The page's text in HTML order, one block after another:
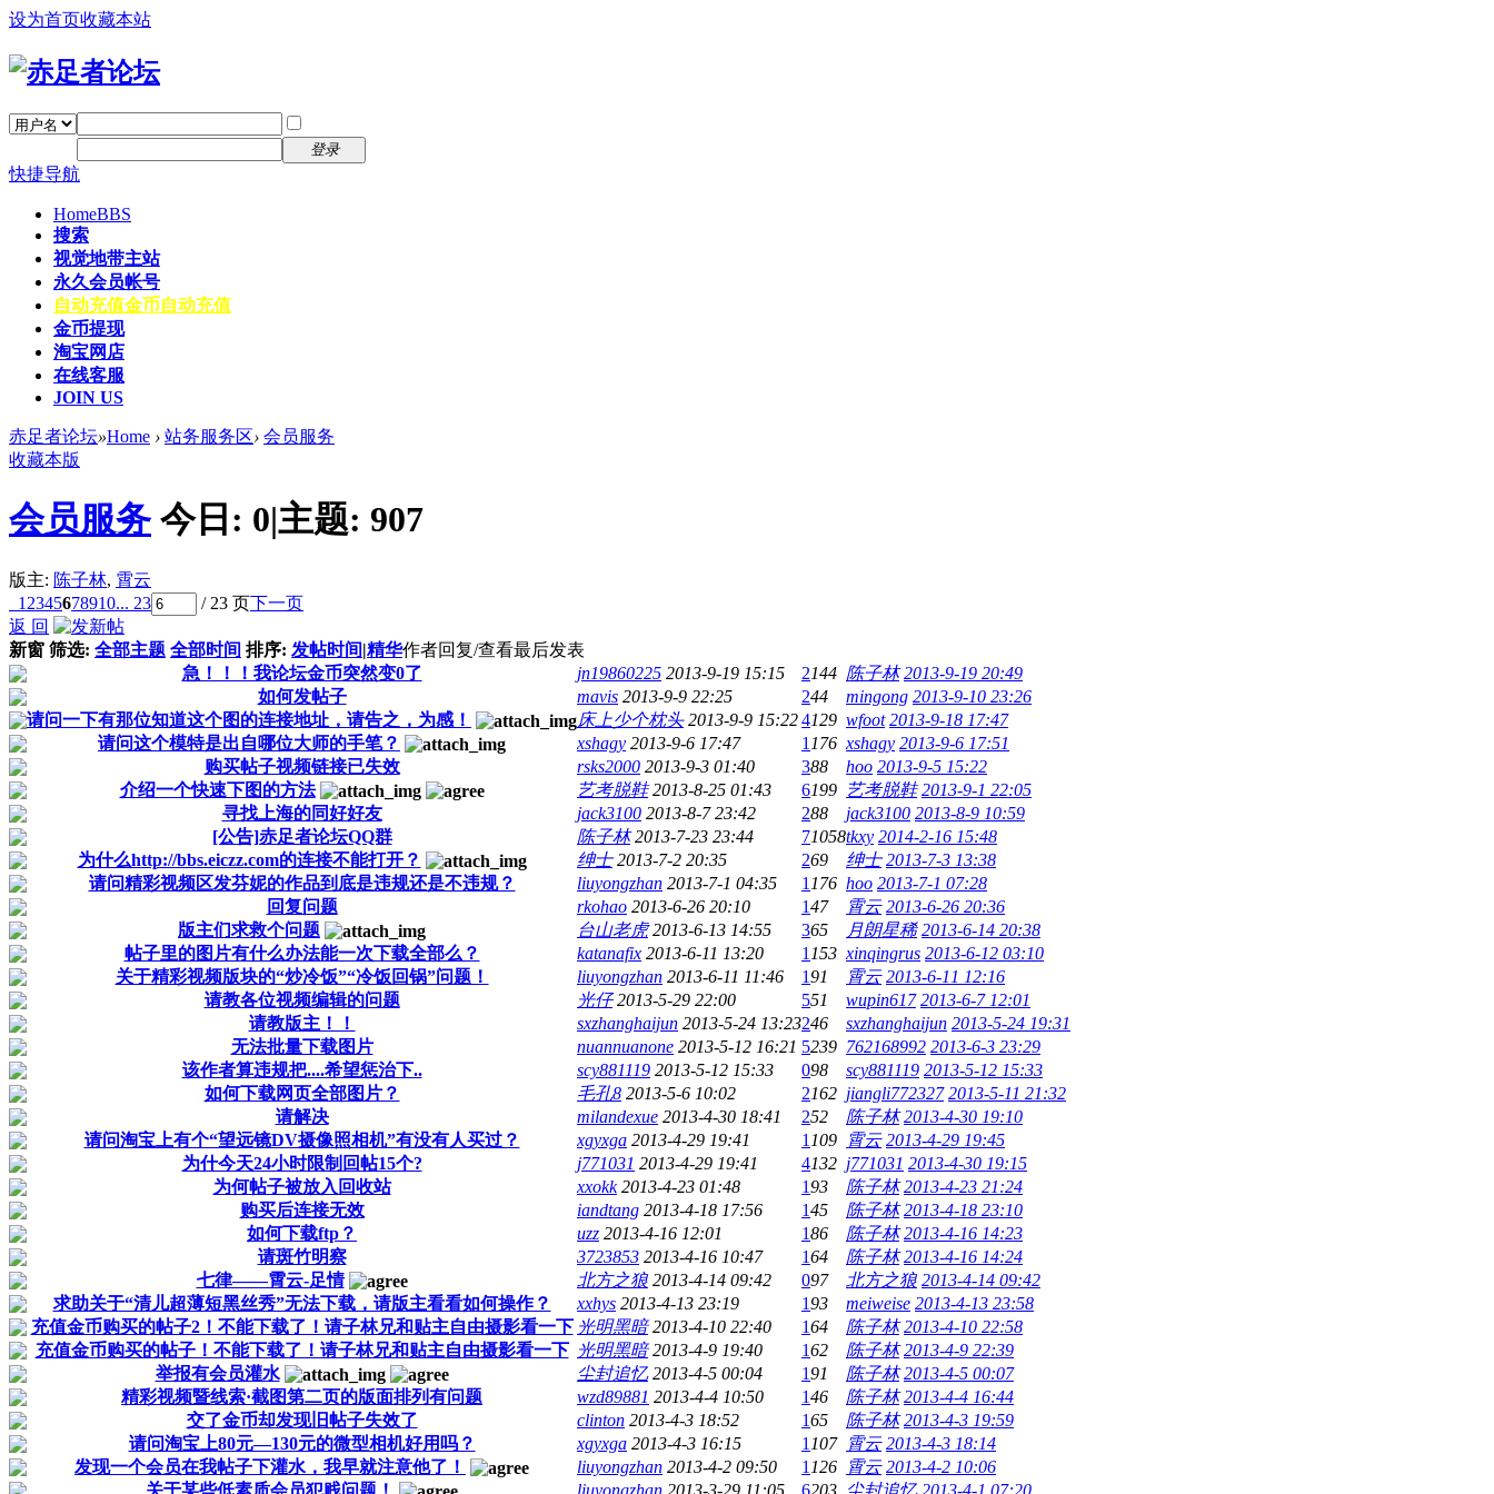
设为首页收藏本站
登录
快捷导航
HomeBBS
搜索
视觉地带主站
永久会员帐号
自动充值金币自动充值
金币提现
淘宝网店
在线客服
JOIN US
赤足者论坛»Home › 站务服务区› 会员服务
收藏本版
会员服务 今日: 0|主题: 907
版主: 陈子林, 霄云
1 2345678910... 23 / 23 页下一页
返 回
新窗 筛选: 全部主题 全部时间 排序: 发帖时间|精华作者回复/查看最后发表
急！！！我论坛金币突然变0了
jn19860225 2013-9-19 15:15 2144 陈子林 2013-9-19 20:49
如何发帖子
mavis 2013-9-9 22:25 244 mingong 2013-9-10 23:26
请问一下有那位知道这个图的连接地址，请告之，为感！
床上少个枕头 2013-9-9 15:224129 wfoot 2013-9-18 17:47
请问这个模特是出自哪位大师的手笔？
xshagy 2013-9-6 17:47 1 176 xshagy 2013-9-6 17:51
购买帖子视频链接已失效
rsks2000 2013-9-3 01:40 388 hoo 2013-9-5 15:22
介绍一个快速下图的方法
艺考脱鞋 2013-8-25 01:43 6199 艺考脱鞋 2013-9-1 22:05
寻找上海的同好好友
jack3100 2013-8-7 23:42 288 jack3100 2013-8-9 10:59
[公告]赤足者论坛QQ群
陈子林 2013-7-23 23:44 71058tkxy 2014-2-16 15:48
为什么http://bbs.eiczz.com的连接不能打开？
绅士 2013-7-2 20:35 269 绅士 2013-7-3 13:38
请问精彩视频区发芬妮的作品到底是违规还是不违规？
liuyongzhan 2013-7-1 04:35 1 176 hoo 2013-7-1 07:28
回复问题
rkohao 2013-6-26 20:10 147 霄云 2013-6-26 20:36
版主们求救个问题
台山老虎 2013-6-13 14:55 365 月朗星稀 2013-6-14 20:38
帖子里的图片有什么办法能一次下载全部么？
katanafix 2013-6-11 13:20 1 153 xinqingrus 2013-6-12 03:10
关于精彩视频版块的“炒冷饭”“冷饭回锅”问题！
liuyongzhan 2013-6-11 11:46 191 霄云 2013-6-11 12:16
请教各位视频编辑的问题
光仔 2013-5-29 22:00 551 wupin617 2013-6-7 12:01
请教版主！！
sxzhanghaijun 2013-5-24 13:23246 sxzhanghaijun 2013-5-24 19:31
无法批量下载图片
nuannuanone 2013-5-12 16:21 5239 762168992 2013-6-3 23:29
该作者算违规把....希望惩治下..
scy881119 2013-5-12 15:33 098 scy881119 2013-5-12 15:33
如何下载网页全部图片？
毛孔8 2013-5-6 10:02 2162 jiangli772327 2013-5-11 21:32
请解决
milandexue 2013-4-30 18:41 252 陈子林 2013-4-30 19:10
请问淘宝上有个“望远镜DV摄像照相机”有没有人买过？
xgyxga 2013-4-29 19:41 1 109 霄云 2013-4-29 19:45
为什今天24小时限制回帖15个?
j771031 2013-4-29 19:41 4132 j771031 2013-4-30 19:15
为何帖子被放入回收站
xxokk 2013-4-23 01:48 193 陈子林 2013-4-23 21:24
购买后连接无效
iandtang 2013-4-18 17:56 145 陈子林 2013-4-18 23:10
如何下载ftp？
uzz 2013-4-16 12:01 186 陈子林 2013-4-16 14:23
请斑竹明察
3723853 2013-4-16 10:47 164 陈子林 2013-4-16 14:24
七律——霄云-足情
北方之狼 2013-4-14 09:42 097 北方之狼 2013-4-14 09:42
求助关于“清儿超薄短黑丝秀”无法下载，请版主看看如何操作？
xxhys 2013-4-13 23:19 193 meiweise 2013-4-13 23:58
充值金币购买的帖子2！不能下载了！请子林兄和贴主自由摄影看一下 光明黑暗 2013-4-10 22:40 164 陈子林 2013-4-10 22:58
充值金币购买的帖子！不能下载了！请子林兄和贴主自由摄影看一下 光明黑暗 2013-4-9 19:40 162 陈子林 2013-4-9 22:39
举报有会员灌水
尘封追忆 2013-4-5 00:04 191 陈子林 2013-4-5 00:07
精彩视频暨线索·截图第二页的版面排列有问题
wzd89881 2013-4-4 10:50 146 陈子林 2013-4-4 16:44
交了金币却发现旧帖子失效了
clinton 2013-4-3 18:52 165 陈子林 2013-4-3 19:59
请问淘宝上80元—130元的微型相机好用吗？
xgyxga 2013-4-3 16:15 1 107 霄云 2013-4-3 18:14
发现一个会员在我帖子下灌水，我早就注意他了！
liuyongzhan 2013-4-2 09:50 1 126 霄云 2013-4-2 10:06
关于某些低素质会员犯贱问题！
liuyongzhan 2013-3-29 11:05 6203 尘封追忆 2013-4-1 07:20